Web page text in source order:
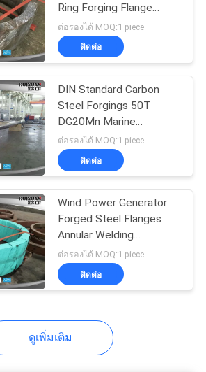
Ring Forging Flange
9000MM Diameter
ต่อรองได้ MOQ:1 piece
ติดต่อ
DIN Standard Carbon
Steel Forgings 50T
DG20Mn Marine
Intermediate Shaft
ต่อรองได้ MOQ:1 piece
ติดต่อ
Wind Power Generator
Forged Steel Flanges
Annular Welding
Customized
ต่อรองได้ MOQ:1 piece
ติดต่อ
ดูเพิ่มเติม